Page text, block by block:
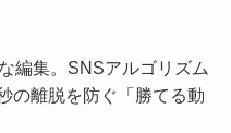
編集。SNSアルゴリズム
の離脱を防ぐ「勝てる動